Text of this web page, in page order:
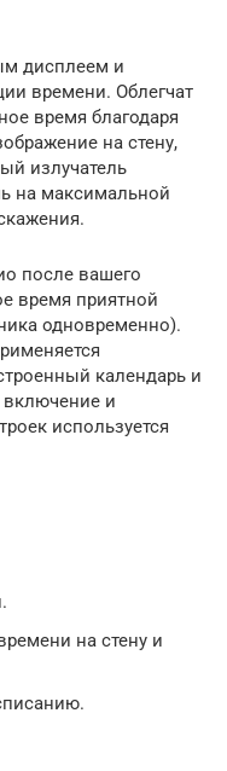
дисплеем и
времени. Облегчат
время благодаря
на стену,
излучатель
на максимальной
после вашего
время приятной
одновременно).
календарь и
включение и
используется
на стену и